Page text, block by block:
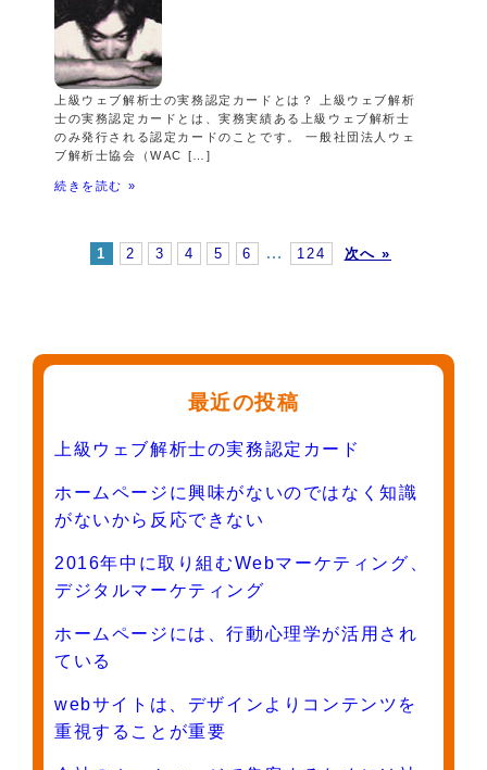
上級ウェブ解析士の実務認定カードとは？ 上級ウェブ解析
士の実務認定カードとは、実務実績ある上級ウェブ解析士
のみ発行される認定カードのことです。 一般社団法人ウェ
ブ解析士協会（WAC […]
続きを読む »
1 2 3 4 5 6 … 124 次へ »
最近の投稿
上級ウェブ解析士の実務認定カード
ホームページに興味がないのではなく知識
がないから反応できない
2016年中に取り組むWebマーケティング、
デジタルマーケティング
ホームページには、行動心理学が活用され
ている
webサイトは、デザインよりコンテンツを
重視することが重要